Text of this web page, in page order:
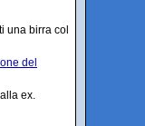
una birra col
del
ex.